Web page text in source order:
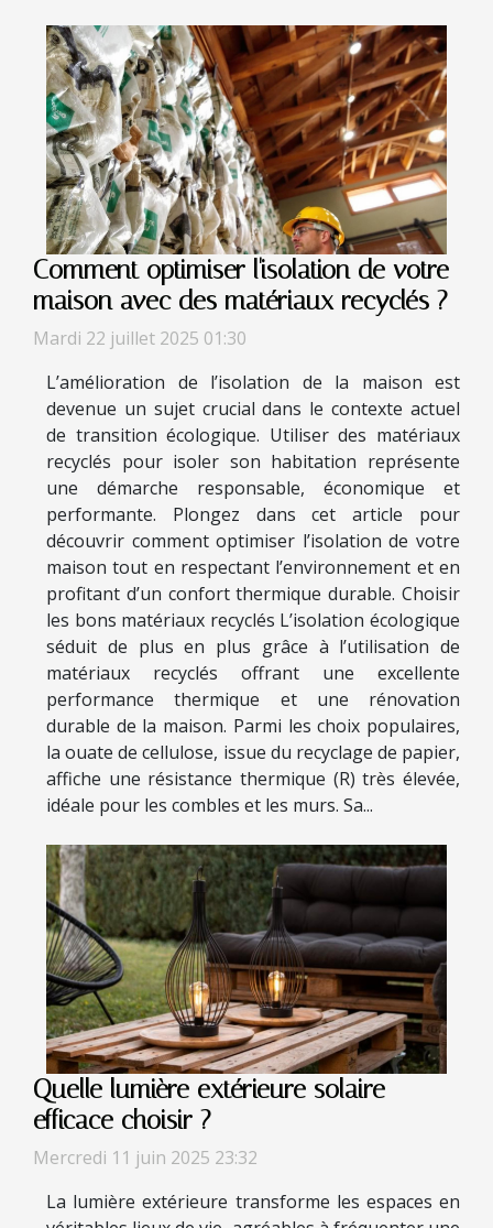
Comment optimiser l'isolation de votre
maison avec des matériaux recyclés ?
Mardi 22 juillet 2025 01:30
L’amélioration de l’isolation de la maison est
devenue un sujet crucial dans le contexte actuel
de transition écologique. Utiliser des matériaux
recyclés pour isoler son habitation représente
une démarche responsable, économique et
performante. Plongez dans cet article pour
découvrir comment optimiser l’isolation de votre
maison tout en respectant l’environnement et en
profitant d’un confort thermique durable. Choisir
les bons matériaux recyclés L’isolation écologique
séduit de plus en plus grâce à l’utilisation de
matériaux recyclés offrant une excellente
performance thermique et une rénovation
durable de la maison. Parmi les choix populaires,
la ouate de cellulose, issue du recyclage de papier,
affiche une résistance thermique (R) très élevée,
idéale pour les combles et les murs. Sa...
Quelle lumière extérieure solaire
efficace choisir ?
Mercredi 11 juin 2025 23:32
La lumière extérieure transforme les espaces en